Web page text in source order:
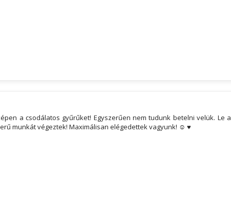
a csodálatos gyűrűket! Egyszerűen nem tudunk betelni velük. Le a
munkát végeztek! Maximálisan elégedettek vagyunk! ☺ ♥